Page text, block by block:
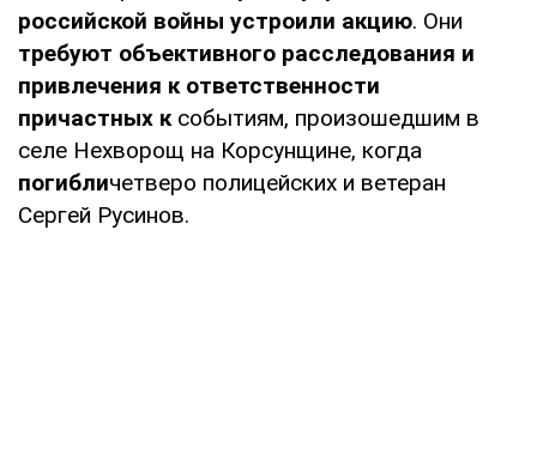
российской войны устроили акцию. Они
требуют объективного расследования и
привлечения к ответственности
причастных к событиям, произошедшим в
селе Нехворощ на Корсунщине, когда
погибличетверо полицейских и ветеран
Сергей Русинов.